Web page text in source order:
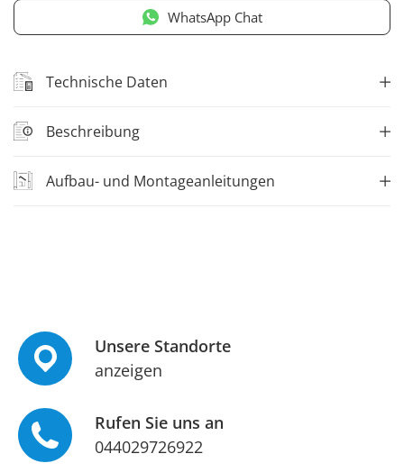
WhatsApp Chat
Technische Daten
Beschreibung
Aufbau- und Montageanleitungen
Unsere Standorte
anzeigen
Rufen Sie uns an
044029726922